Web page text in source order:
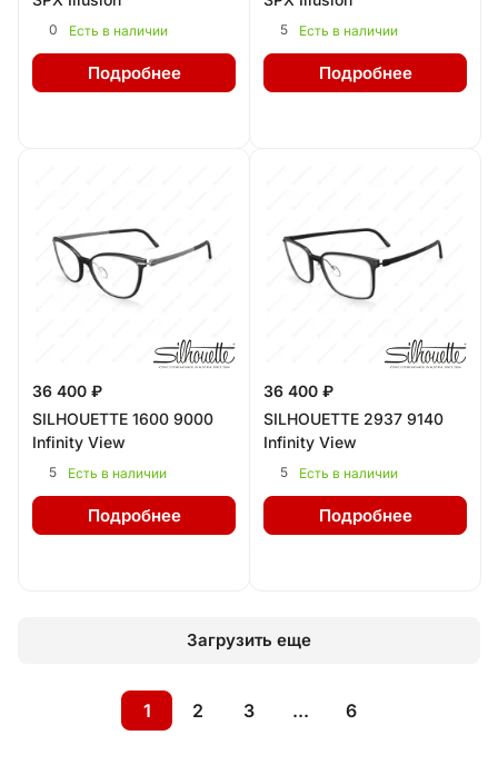
0 Есть в наличии
Подробнее
5 Есть в наличии
Подробнее
36 400 ₽
SILHOUETTE 1600 9000
Infinity View
5 Есть в наличии
Подробнее
36 400 ₽
SILHOUETTE 2937 9140
Infinity View
5 Есть в наличии
Подробнее
Загрузить еще
1 2 3 ... 6